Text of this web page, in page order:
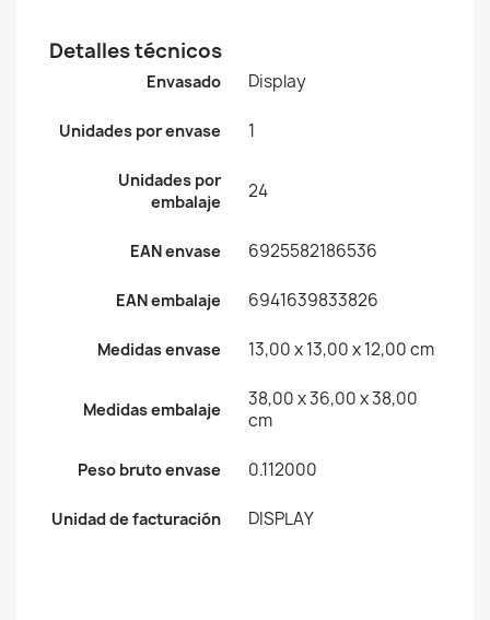
Detalles técnicos
Envasado Display
Unidades por envase 1
Unidades por
embalaje
24
EAN envase 6925582186536
EAN embalaje 6941639833826
Medidas envase 13,00 x 13,00 x 12,00 cm
Medidas embalaje
38,00 x 36,00 x 38,00
cm
Peso bruto envase 0.112000
Unidad de facturación DISPLAY